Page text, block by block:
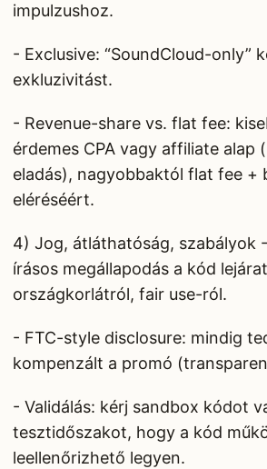
impulzushoz.
- Exclusive: “SoundCloud-only”
exkluzivitást.
- Revenue-share vs. flat fee:
érdemes CPA vagy affiliate alap
eladás), nagyobbaktól flat fee +
eléréséért.
4) Jog, átláthatóság, szabályok
írásos megállapodás a kód
országkorlátról, fair use-ról.
- FTC-style disclosure: mindig
kompenzált a promó
- Validálás: kérj sandbox kódot
tesztidőszakot, hogy a kód
leellenőrizhető legyen.